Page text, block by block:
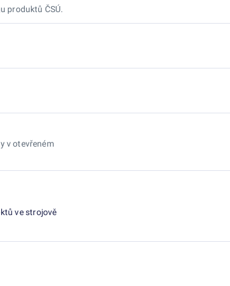
produktů ČSÚ.
v otevřeném
ve strojově